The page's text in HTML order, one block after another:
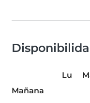
Lu
Mañana